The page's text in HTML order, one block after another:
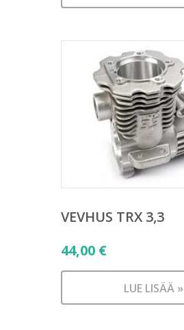
VEVHUS TRX 3,3
44,00 €
LUE LISÄÄ »